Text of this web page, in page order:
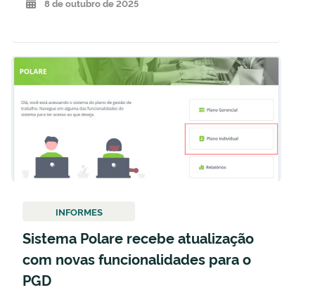
8 de outubro de 2025
INFORMES
Sistema Polare recebe atualização
com novas funcionalidades para o
PGD